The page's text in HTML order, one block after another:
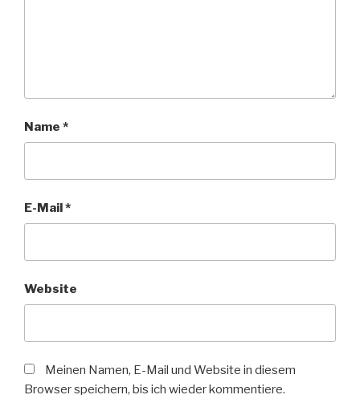
Name *
E-Mail*
Website
Meinen Namen, E-Mail und Website in diesem
Browser speichern, bis ich wieder kommentiere.